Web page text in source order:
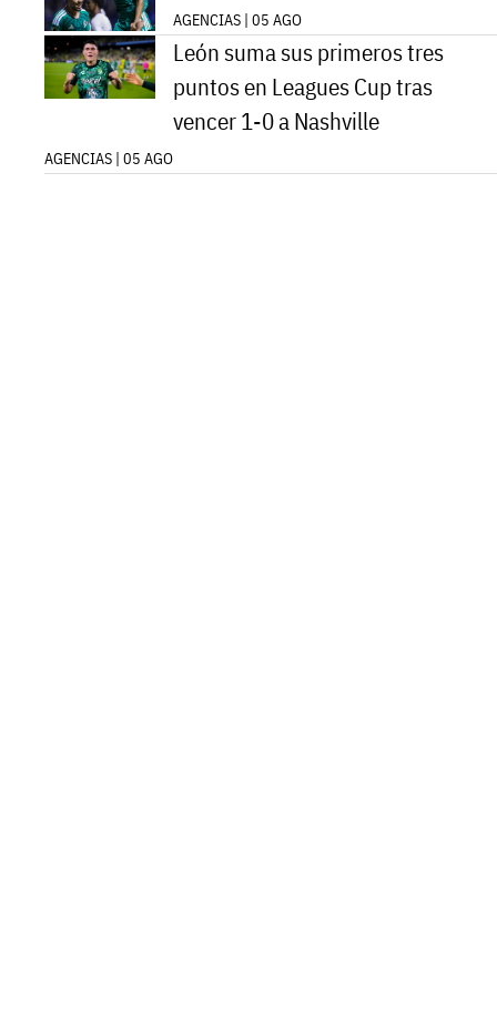
AGENCIAS | 05 AGO
León suma sus primeros tres
puntos en Leagues Cup tras
vencer 1-0 a Nashville
AGENCIAS | 05 AGO